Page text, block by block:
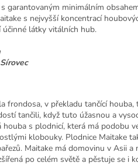
garantovaným minimálním
s nejvyšší koncentrací
látky vitálních hub.
frondosa, v překladu tančící houba,
tančili, když tuto úžasnou a
houba s plodnicí, která má podobu
klobouky. Plodnice Maitake
Maitake má domovinu v Asii a
po celém světě a pěstuje se i